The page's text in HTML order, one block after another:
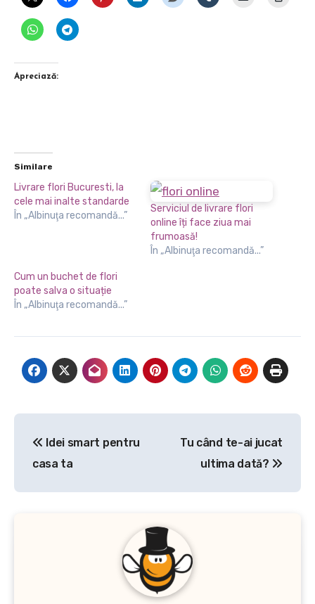
Apreciază:
Similare
Livrare flori Bucuresti, la
cele mai inalte standarde
În „Albinuţa recomandă...”
Serviciul de livrare flori
online îți face ziua mai
frumoasă!
În „Albinuţa recomandă...”
Cum un buchet de flori
poate salva o situație
În „Albinuţa recomandă...”
articole
Idei smart pentru
casa ta
Tu când te-ai jucat
ultima dată?